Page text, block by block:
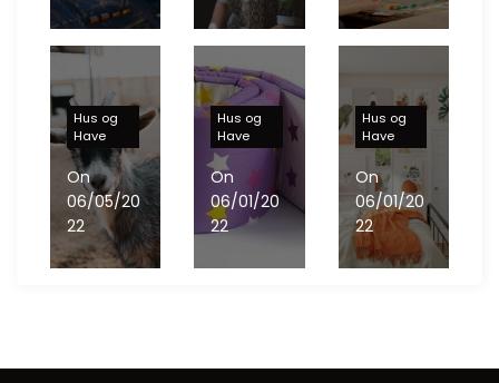
S
ådan finder du den ideelle overnatning i Aalborg S
enior dating: Her finder du både venskab og romantik B
rætspil er ren hygge
Hus og
Have
On
06/05/20
22
M
ini-zoo er perfekt for mindre børn
Hus og
Have
On
06/01/20
22
M
asser af skønt babyudstyr
Hus og
Have
On
06/01/20
22
U
dsalg på isenkram